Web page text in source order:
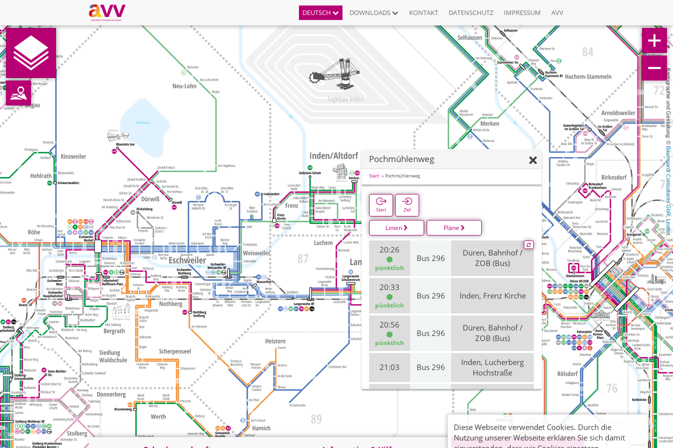
DEUTSCH DOWNLOADS KONTAKT DATENSCHUTZ IMPRESSUM AVV
Kartographie und Gestaltung: ©
Baumgardt Consultants GbR
,
Leaflet
Pochmühlenweg
Start Pochmühlenweg
Start Ziel
Linien Pläne
20:26
pünktlich
Bus 296
Düren, Bahnhof /
ZOB (Bus)
20:33
pünktlich
Bus 296 Inden, Frenz Kirche
20:56
pünktlich
Bus 296
Düren, Bahnhof /
ZOB (Bus)
21:03 Bus 296
Inden, Lucherberg
Hochstraße
21:56
Düren, Bahnhof /
22:03
Bus 296
Inden, Lucherberg
Hochstraße
Diese Webseite verwendet Cookies. Durch die
Nutzung unserer Webseite erklären Sie sich damit